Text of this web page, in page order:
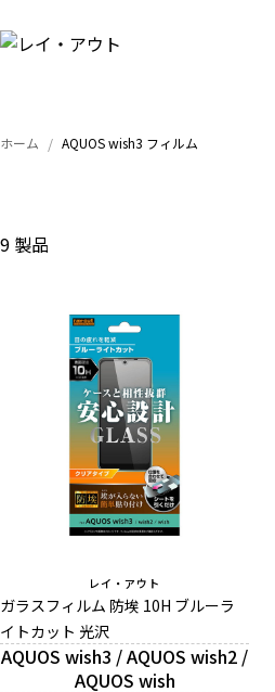
ホーム AQUOS wish3 フィルム
9 製品
レイ・アウト
ガラスフィルム 防埃 10H ブルーラ
イトカット 光沢
AQUOS wish3 / AQUOS wish2 /
AQUOS wish